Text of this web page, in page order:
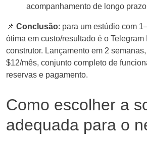
acompanhamento de longo prazo
📌 Conclusão: para um estúdio com
ótima em custo/resultado é o Telegram
construtor. Lançamento em 2
$12/mês, conjunto completo de
reservas e pagamento.
Como escolher a
adequada para o